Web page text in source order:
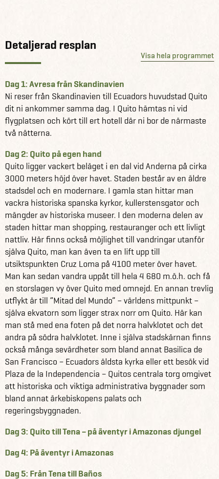
Detaljerad resplan
Visa hela programmet
Dag 1: Avresa från Skandinavien
Ni reser från Skandinavien till Ecuadors huvudstad Quito
dit ni ankommer samma dag. I Quito hämtas ni vid
flygplatsen och kört till ert hotell där ni bor de närmaste
Dag 2: Quito på egen hand
Quito ligger vackert beläget i en dal vid Anderna på cirka
3000 meters höjd över havet. Staden består av en äldre
stadsdel och en modernare. I gamla stan hittar man
vackra historiska spanska kyrkor, kullerstensgator och
mängder av historiska museer. I den moderna delen av
staden hittar man shopping, restauranger och ett livligt
nattliv. Här finns också möjlighet till vandringar utanför
själva Quito, man kan även ta en lift upp till
utsiktspunkten Cruz Loma på 4100 meter över havet.
Man kan sedan vandra uppåt till hela 4 680 m.ö.h. och få
en storslagen vy över Quito med omnejd. En annan trevlig
utflykt är till ”Mitad del Mundo” – världens mittpunkt –
själva ekvatorn som ligger strax norr om Quito. Här kan
man stå med ena foten på det norra halvklotet och det
andra på södra halvklotet. Inne i själva stadskärnan finns
också många sevärdheter som bland annat Basilica de
San Francisco – Ecuadors äldsta kyrka eller ett besök vid
Plaza de la Independencia – Quitos centrala torg omgivet
att historiska och viktiga administrativa byggnader som
bland annat ärkebiskopens palats och
regeringsbyggnaden.
Dag 3: Quito till Tena – på äventyr i Amazonas djungel
Dag 4: På äventyr i Amazonas
Dag 5: Från Tena till Baños